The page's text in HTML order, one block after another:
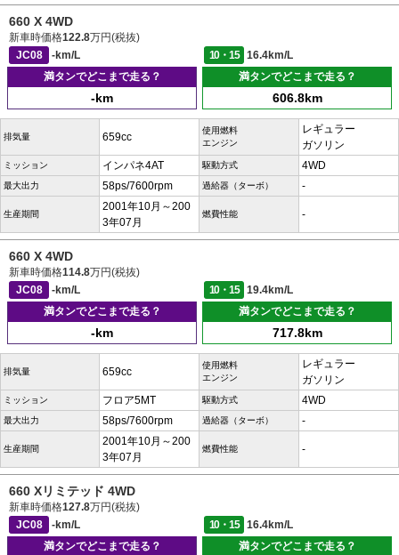
660 X 4WD
新車時価格122.8万円(税抜)
JC08
-km/L 10・15
16.4km/L
満タンでどこまで走る？
-km
満タンでどこまで走る？
606.8km
排気量 659cc
使用燃料
エンジン
レギュラー
ガソリン
ミッション インパネ4AT 駆動方式 4WD
最大出力 58ps/7600rpm 過給器（ターボ） -
生産期間
2001年10月～200
3年07月
燃費性能 -
660 X 4WD
新車時価格114.8万円(税抜)
JC08
-km/L 10・15
19.4km/L
満タンでどこまで走る？
-km
満タンでどこまで走る？
717.8km
排気量 659cc
使用燃料
エンジン
レギュラー
ガソリン
ミッション フロア5MT 駆動方式 4WD
最大出力 58ps/7600rpm 過給器（ターボ） -
生産期間
2001年10月～200
3年07月
燃費性能 -
660 Xリミテッド 4WD
新車時価格127.8万円(税抜)
JC08
-km/L 10・15
16.4km/L
満タンでどこまで走る？
満タンでどこまで走る？